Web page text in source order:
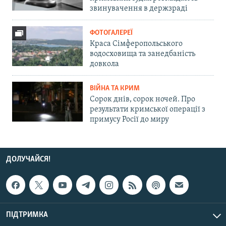
звинувачення в держзраді
ФОТОГАЛЕРЕЇ
Краса Сімферопольського
водосховища та занедбаність
довкола
ВІЙНА ТА КРИМ
Сорок днів, сорок ночей. Про
результати кримської операції з
примусу Росії до миру
ДОЛУЧАЙСЯ!
ПІДТРИМКА